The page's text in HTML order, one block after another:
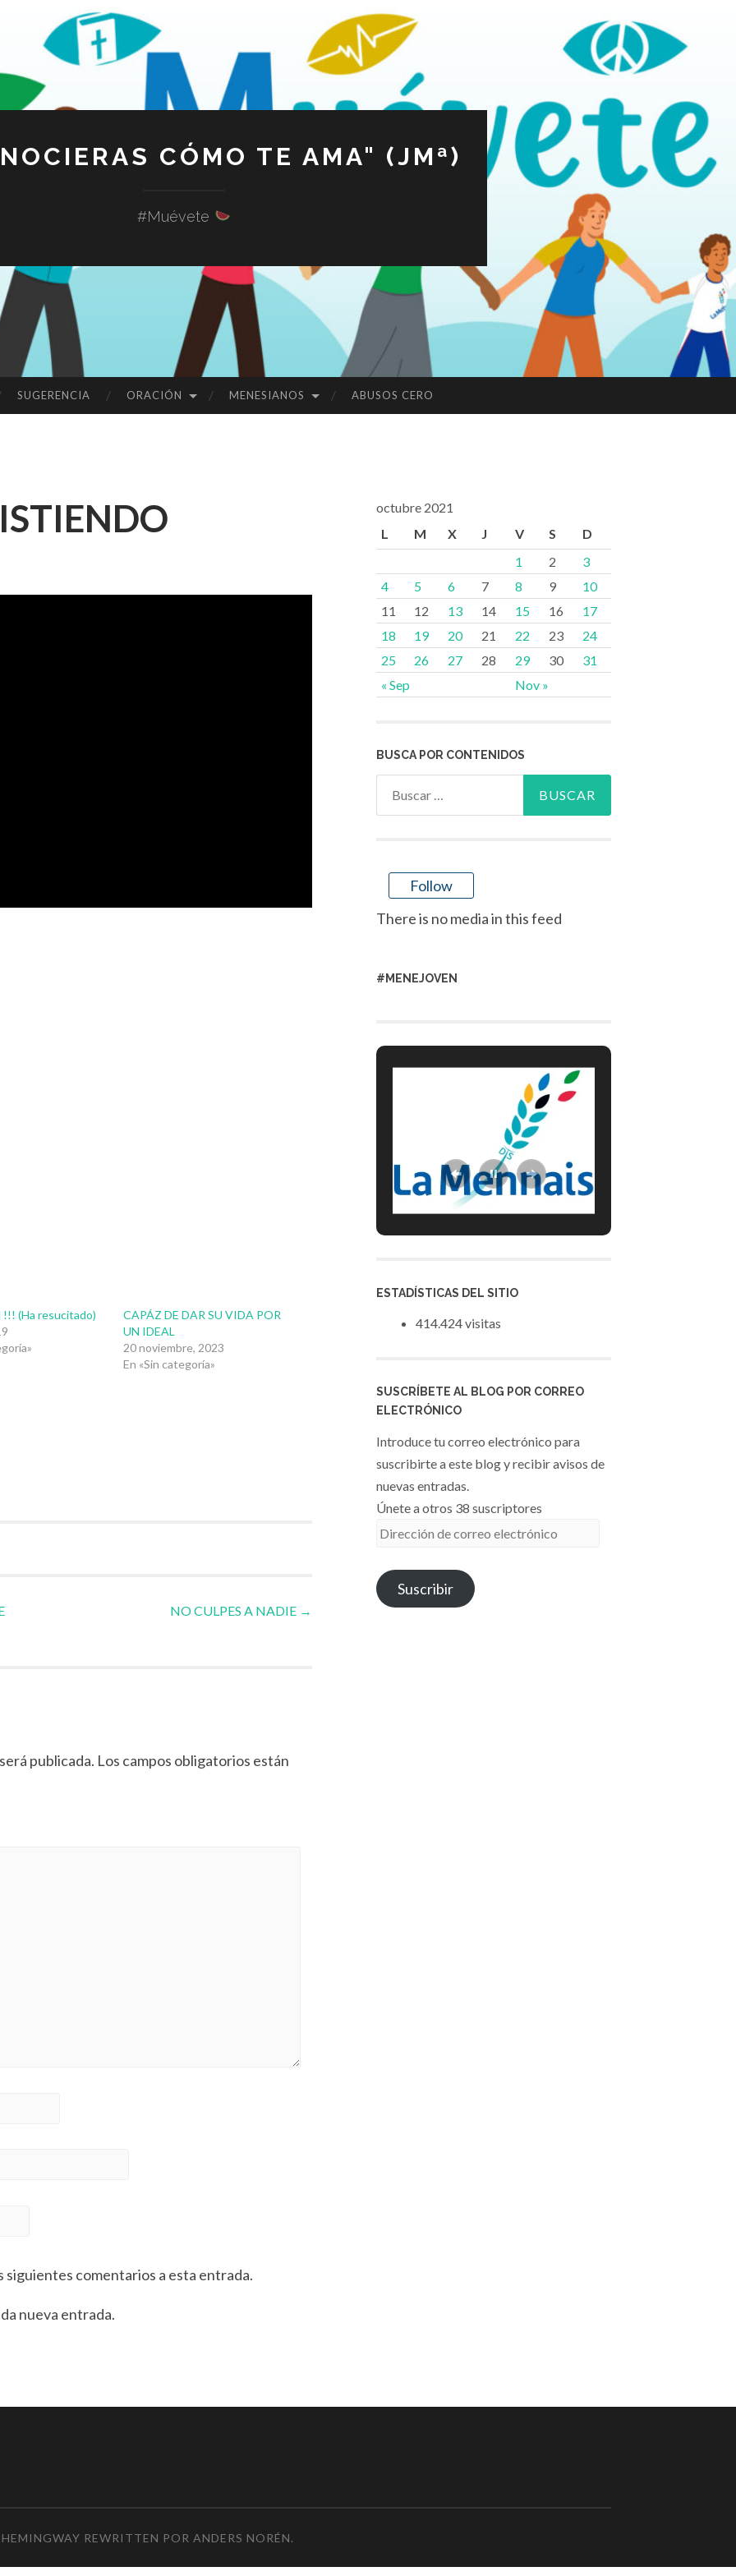
CÓMO TE AMA" (JMª)
#Muévete
SUGERENCIA ORACIÓN MENESIANOS ABUSOS CERO
!!! (Ha resucitado)
CAPÁZ DE DAR SU VIDA POR
UN IDEAL
20 noviembre, 2023
En «Sin categoría»
NO CULPES A NADIE →
publicada. Los campos obligatorios están
comentarios a esta entrada.
nueva entrada.
octubre 2021
L
M X J V S D
« Sep Nov »
1 2
3
4
5 6 7 8 9
10
11
12 13 14 15 16
17
18
19 20 21 22 23
24
25
26 27 28 29 30 31
BUSCA POR CONTENIDOS
Follow
There is no media in this feed
#MENEJOVEN
ESTADÍSTICAS DEL SITIO
414.424 visitas
SUSCRÍBETE AL BLOG POR CORREO
ELECTRÓNICO
Introduce tu correo electrónico para
suscribirte a este blog y recibir avisos de
nuevas entradas.
Únete a otros 38 suscriptores
Dirección
correo
electrónico
Suscribir
REWRITTEN POR ANDERS NORÉN.